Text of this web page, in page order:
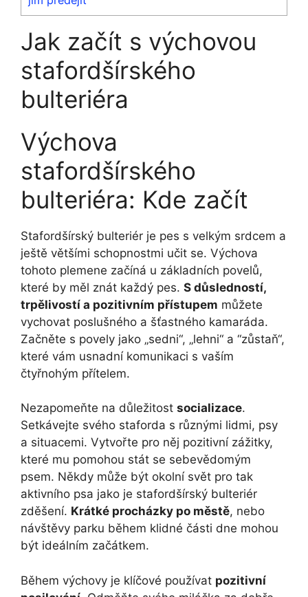
Jak začít ‌s výchovou
stafordšírského
bulteriéra
Výchova
stafordšírského
bulteriéra: Kde začít
Stafordšírský​ bulteriér je pes s velkým ​srdcem ⁤a
ještě většími schopnostmi učit se. Výchova
tohoto plemene začíná u základních povelů,
které ​by měl znát každý pes. S důsledností,
trpělivostí a pozitivním přístupem můžete‌
vychovat poslušného a šťastného kamaráda.
Začněte s povely jako „sedni“, „lehni“ a ⁢“zůstaň“,
které vám usnadní komunikaci‌ s vaším
⁤čtyřnohým přítelem.
Nezapomeňte na důležitost socializace.
Setkávejte ‍svého staforda s různými lidmi, psy
a situacemi. Vytvořte pro něj pozitivní zážitky,
které mu pomohou stát se sebevědomým
psem. Někdy‍ může být okolní svět pro tak
aktivního psa jako je stafordšírský bulteriér
zděšení. Krátké procházky po městě, nebo
návštěvy parku během klidné části dne mohou
⁣být ideálním začátkem.
Během výchovy ⁤je klíčové používat pozitivní